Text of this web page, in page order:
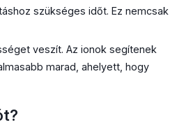
szükséges időt. Ez nemcsak
veszít. Az ionok segítenek
marad, ahelyett, hogy